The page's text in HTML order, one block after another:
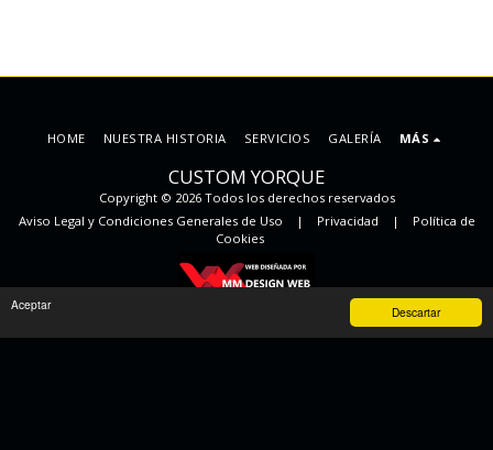
Descartar
Aceptar
CUSTOM YORQUE
Copyright © 2026 Todos los derechos reservados
Aviso Legal y Condiciones Generales de Uso | Privacidad | Política de
Cookies
HOME NUESTRA HISTORIA SERVICIOS GALERÍA MÁS